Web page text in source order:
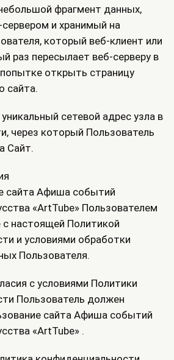
фрагмент данных,
и хранимый на
который веб-клиент или
раз пересылает веб-серверу в
открыть страницу
сайта.
сетевой адрес узла в
через который Пользователь
Сайт.
сайта Афиша событий
«ArtTube» Пользователем
с настоящей Политикой
и условиями обработки
Пользователя.
с условиями Политики
Пользователь должен
сайта Афиша событий
«ArtTube» .